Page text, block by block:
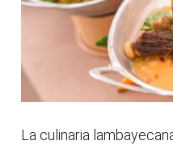
La culinaria